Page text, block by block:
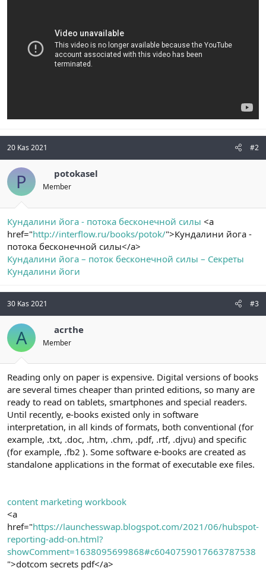
20 Kas 2021 #2
P potokasel
Member
Кундалини йога - потока бесконечной силы <a
href="http://interflow.ru/books/potok/">Кундалини йога -
потока бесконечной силы</a>
Кундалини йога – поток бесконечной силы – Секреты
Кундалини йоги
30 Kas 2021 #3
A acrthe
Member
Reading only on paper is expensive. Digital versions of books
are several times cheaper than printed editions, so many are
ready to read on tablets, smartphones and special readers.
Until recently, e-books existed only in software
interpretation, in all kinds of formats, both conventional (for
example, .txt, .doc, .htm, .chm, .pdf, .rtf, .djvu) and specific
(for example, .fb2 ). Some software e-books are created as
standalone applications in the format of executable exe files.
content marketing workbook
<a
href="https://launchesswap.blogspot.com/2021/06/hubspot-
reporting-add-on.html?
showComment=1638095699868#c6040759017663787538
">dotcom secrets pdf</a>